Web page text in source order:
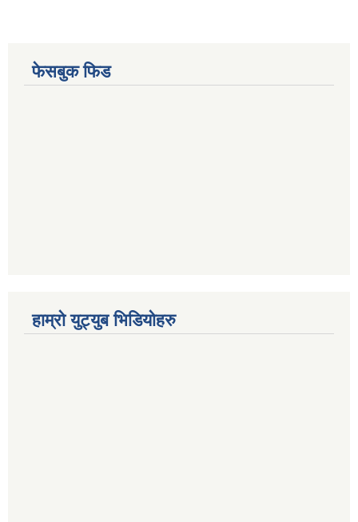
फेसबुक फिड
हाम्रो युट्युब भिडियोहरु